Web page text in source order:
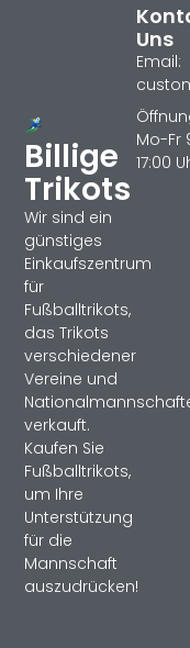
Billige
Trikots
Wir sind ein
günstiges
Einkaufszentrum
für
Fußballtrikots,
das Trikots
verschiedener
Vereine und
verkauft.
Kaufen Sie
Fußballtrikots,
um Ihre
Unterstützung
für die
Mannschaft
auszudrücken!
Uns
Email:
Mo-Fr
17:00